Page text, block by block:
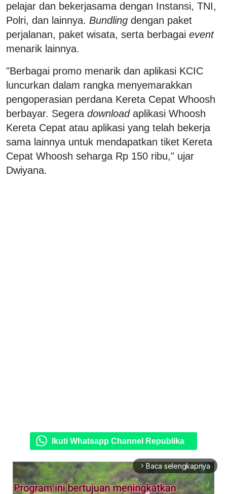
pelajar dan bekerjasama dengan Instansi, TNI,
Polri, dan lainnya. Bundling dengan paket
perjalanan, paket wisata, serta berbagai event
menarik lainnya.
"Berbagai promo menarik dan aplikasi KCIC
luncurkan dalam rangka menyemarakkan
pengoperasian perdana Kereta Cepat Whoosh
berbayar. Segera downloadaplikasi Whoosh
Kereta Cepat atau aplikasi yang telah bekerja
sama lainnya untuk mendapatkan tiket Kereta
Cepat Whoosh seharga Rp 150 ribu," ujar
Dwiyana.
Ikuti Whatsapp Channel Republika
arrow_forward_ios Baca selengkapnya